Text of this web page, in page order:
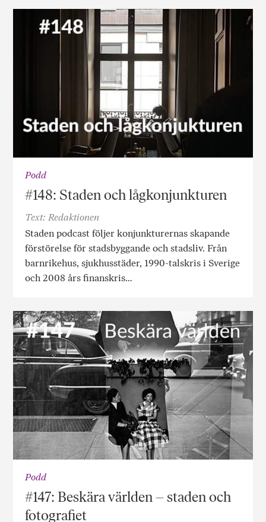
Podd
#148: Staden och lågkonjunkturen
Text: Redaktionen
Staden podcast följer konjunkturernas skapande
förstörelse för stadsbyggande och stadsliv. Från
barnrikehus, sjukhusstäder, 1990-talskris i Sverige
och 2008 års finanskris…
Podd
#147: Beskära världen – staden och
fotografiet